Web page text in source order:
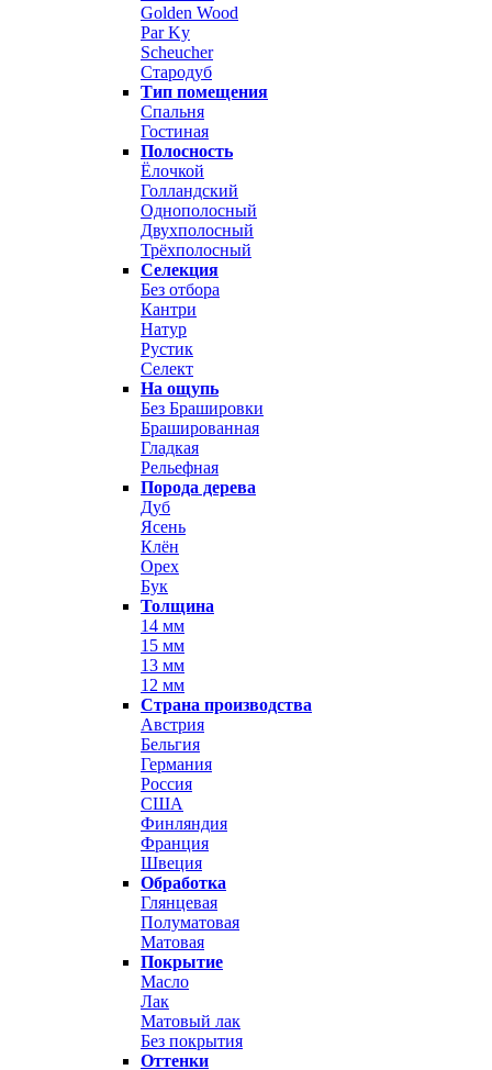
Golden Wood
Par Ky
Scheucher
Стародуб
Тип помещения
Спальня
Гостиная
Полосность
Ёлочкой
Голландский
Однополосный
Двухполосный
Трёхполосный
Селекция
Без отбора
Кантри
Натур
Рустик
Селект
На ощупь
Без Брашировки
Брашированная
Гладкая
Рельефная
Порода дерева
Дуб
Ясень
Клён
Орех
Бук
Толщина
14 мм
15 мм
13 мм
12 мм
Страна производства
Австрия
Бельгия
Германия
Россия
США
Финляндия
Франция
Швеция
Обработка
Глянцевая
Полуматовая
Матовая
Покрытие
Масло
Лак
Матовый лак
Без покрытия
Оттенки